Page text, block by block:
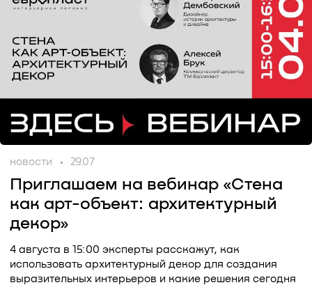
новости 29.07
Приглашаем на вебинар «Стена
как арт-объект: архитектурный
декор»
4 августа в 15:00 эксперты расскажут, как
использовать архитектурный декор для создания
выразительных интерьеров и какие решения сегодня